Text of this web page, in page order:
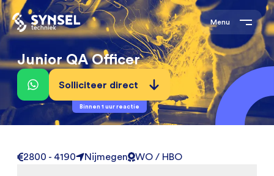
Menu
Junior QA Officer
Solliciteer direct
Binnen 1 uur reactie
2800 - 4190 Nijmegen WO / HBO